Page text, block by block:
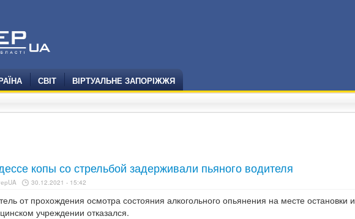
СВІТ ВІРТУАЛЬНЕ ЗАПОРІЖЖЯ
копы со стрельбой задерживали пьяного водителя
30.12.2021 - 15:42
от прохождения осмотра состояния алкогольного опьянения на месте остановки
учреждении отказался.